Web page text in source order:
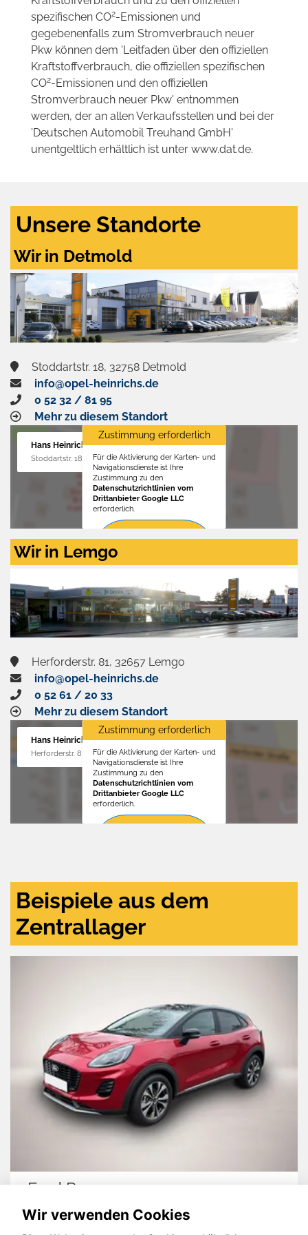
spezifischen CO2-Emissionen und
gegebenenfalls zum Stromverbrauch neuer
Pkw können dem 'Leitfaden über den offiziellen
Kraftstoffverbrauch, die offiziellen spezifischen
CO2-Emissionen und den offiziellen
Stromverbrauch neuer Pkw' entnommen
werden, der an allen Verkaufsstellen und bei der
'Deutschen Automobil Treuhand GmbH'
unentgeltlich erhältlich ist unter www.dat.de.
Unsere Standorte
Wir in Detmold
Stoddartstr. 18, 32758 Detmold
info@opel-heinrichs.de
0 52 32 / 81 95
Mehr zu diesem Standort
Hans Heinrichs GmbH
Stoddartstr. 18, 32758 Detmold
Zustimmung erforderlich
Für die Aktivierung der Karten- und
Navigationsdienste ist Ihre
Zustimmung zu den
Datenschutzrichtlinien vom
Drittanbieter Google LLC
erforderlich.
Zustimmen
aktivieren
Wir in Lemgo
Herforderstr. 81, 32657 Lemgo
info@opel-heinrichs.de
0 52 61 / 20 33
Mehr zu diesem Standort
Hans Heinrichs GmbH
Herforderstr. 81, 32657 Lemgo
Zustimmung erforderlich
Für die Aktivierung der Karten- und
Navigationsdienste ist Ihre
Zustimmung zu den
Datenschutzrichtlinien vom
Drittanbieter Google LLC
erforderlich.
Beispiele aus dem
Zentrallager
Ford Puma
Wir verwenden Cookies